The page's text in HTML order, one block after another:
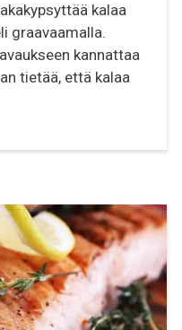
kalaa
graavaamalla.
kannattaa
tietää, että kalaa